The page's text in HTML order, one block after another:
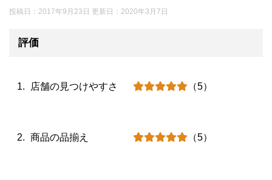
投稿日：2017年9月23日 更新日： 2020年3月7日
評価
店舗の見つけやすさ （5）
商品の品揃え （5）